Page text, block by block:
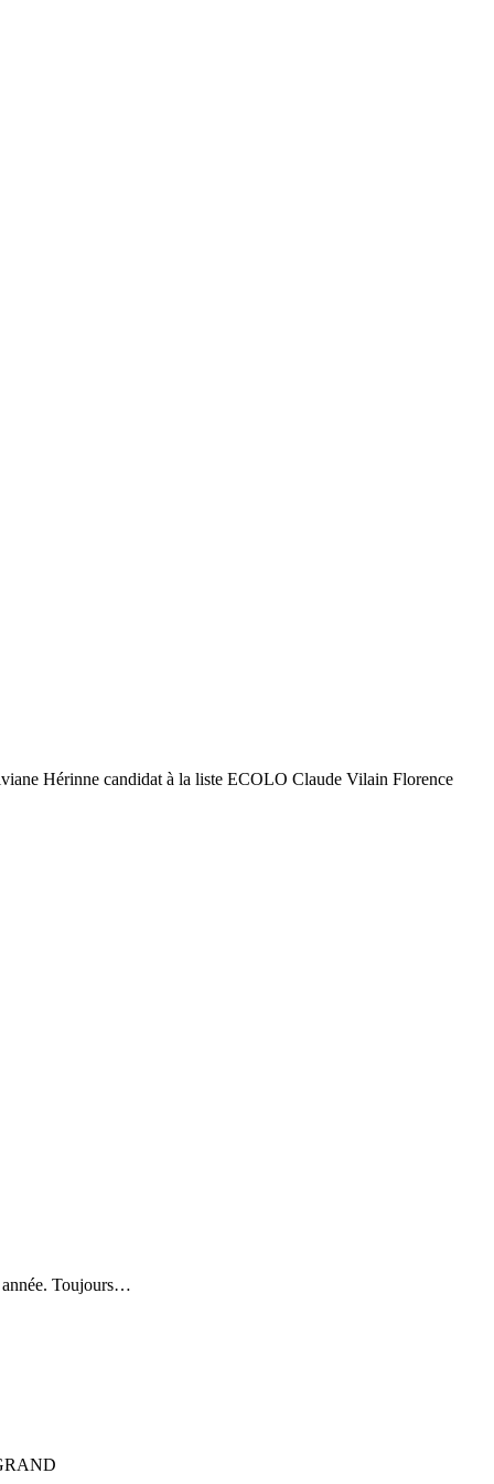
Hérinne candidat à la liste ECOLO Claude Vilain Florence
année. Toujours…